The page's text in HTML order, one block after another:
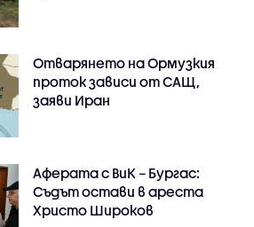
Отварянето на Ормузкия
проток зависи от САЩ,
заяви Иран
Аферата с ВиК – Бургас:
Съдът остави в ареста
Христо Широков